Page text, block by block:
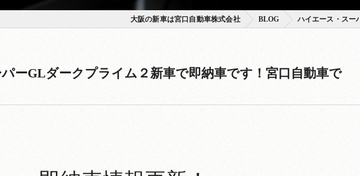
大阪の新車は宮口自動車株式会社 BLOG ハイエース・スー
ーGLダークプライム２新車で即納車です！宮口自動車で